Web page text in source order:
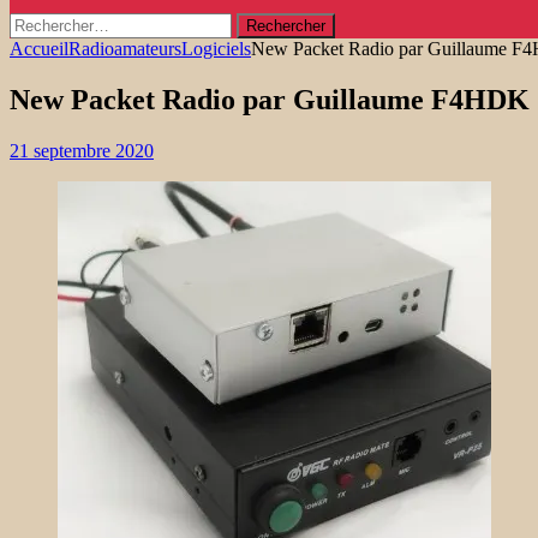
Rechercher :
AccueilRadioamateursLogicielsNew Packet Radio par Guillaume
New Packet Radio par Guillaume F4HDK
21 septembre 2020